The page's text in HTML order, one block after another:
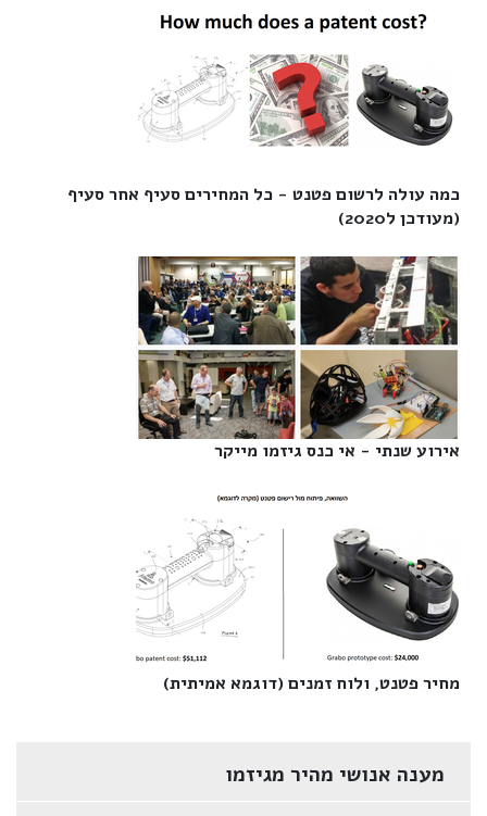
כמה עולה לרשום פטנט - כל המחירים סעיף אחר סעיף
(מעודכן ל2020)‎
אירוע שנתי - אי כנס גיזמו מייקר‎
מחיר פטנט, ולוח זמנים (דוגמא אמיתית)‎
מענה אנושי מהיר מגיזמו